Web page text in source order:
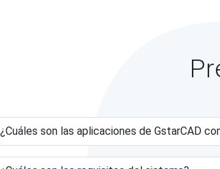
¿Cuáles son las aplicaciones de GstarCAD